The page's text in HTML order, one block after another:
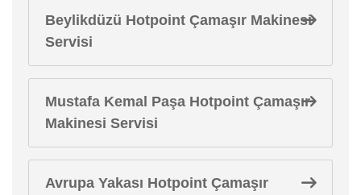
Beylikdüzü Hotpoint Çamaşır Makinesi
Servisi
Mustafa Kemal Paşa Hotpoint Çamaşır
Makinesi Servisi
Avrupa Yakası Hotpoint Çamaşır